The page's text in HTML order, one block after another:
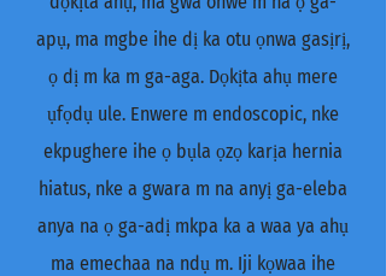
apụ, ma mgbe ihe dị ka otu ọnwa gasịrị,
ọ dị m ka m ga-aga. Dọkịta ahụ mere
ụfọdụ ule. Enwere m endoscopic, nke
ekpughere ihe ọ bụla ọzọ karịa hernia
hiatus, nke a gwara m na anyị ga-eleba
anya na ọ ga-adị mkpa ka a waa ya ahụ
ma emechaa na ndụ m. Iji kọwaa ihe